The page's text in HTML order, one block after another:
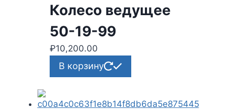
Колесо ведущее
50-19-99
₽10,200.00
В корзину